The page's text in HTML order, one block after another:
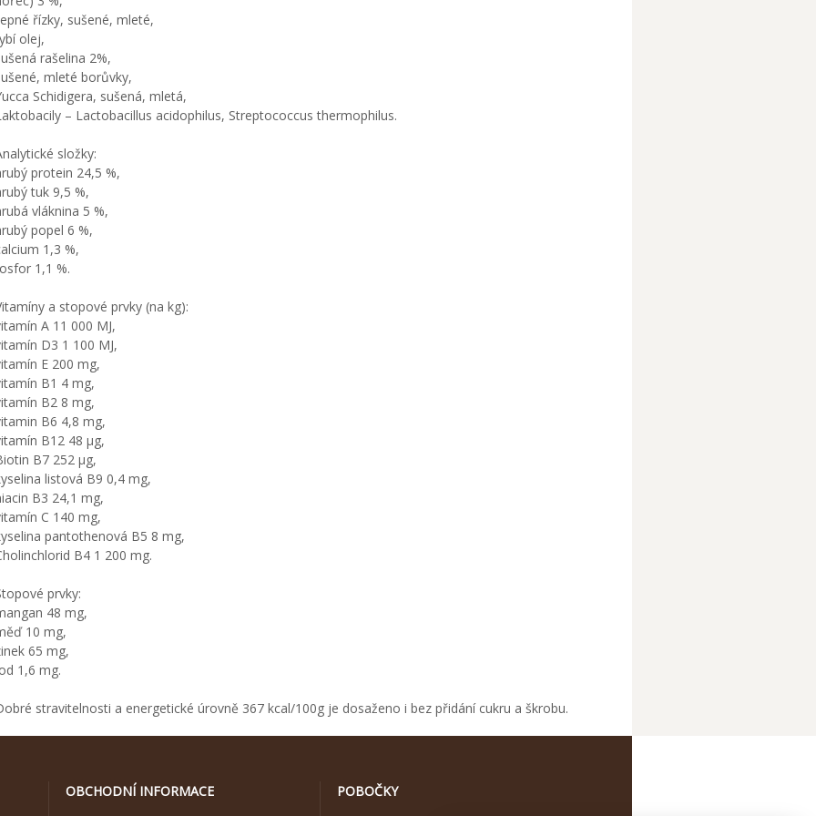
řízky, sušené, mleté,
olej,
rašelina 2%,
mleté borůvky,
Schidigera, sušená, mletá,
– Lactobacillus acidophilus, Streptococcus thermophilus.
složky:
protein 24,5 %,
tuk 9,5 %,
vláknina 5 %,
popel 6 %,
1,3 %,
1,1 %.
a stopové prvky (na kg):
A 11 000 MJ,
D3 1 100 MJ,
E 200 mg,
B1 4 mg,
B2 8 mg,
B6 4,8 mg,
B12 48 µg,
B7 252 µg,
listová B9 0,4 mg,
B3 24,1 mg,
C 140 mg,
pantothenová B5 8 mg,
B4 1 200 mg.
prvky:
48 mg,
10 mg,
65 mg,
1,6 mg.
stravitelnosti a energetické úrovně 367 kcal/100g je dosaženo i bez přidání cukru a škrobu.
OBCHODNÍ INFORMACE POBOČKY